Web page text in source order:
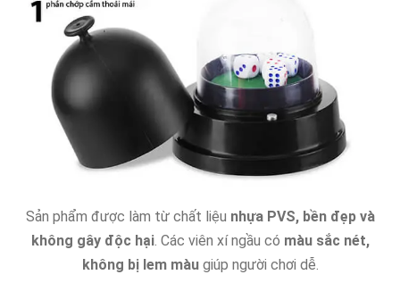
Sản phẩm được làm từ chất liệu nhựa PVS, bền đẹp và
không gây độc hại. Các viên xí ngầu có màu sắc nét,
không bị lem màugiúp người chơi dễ.